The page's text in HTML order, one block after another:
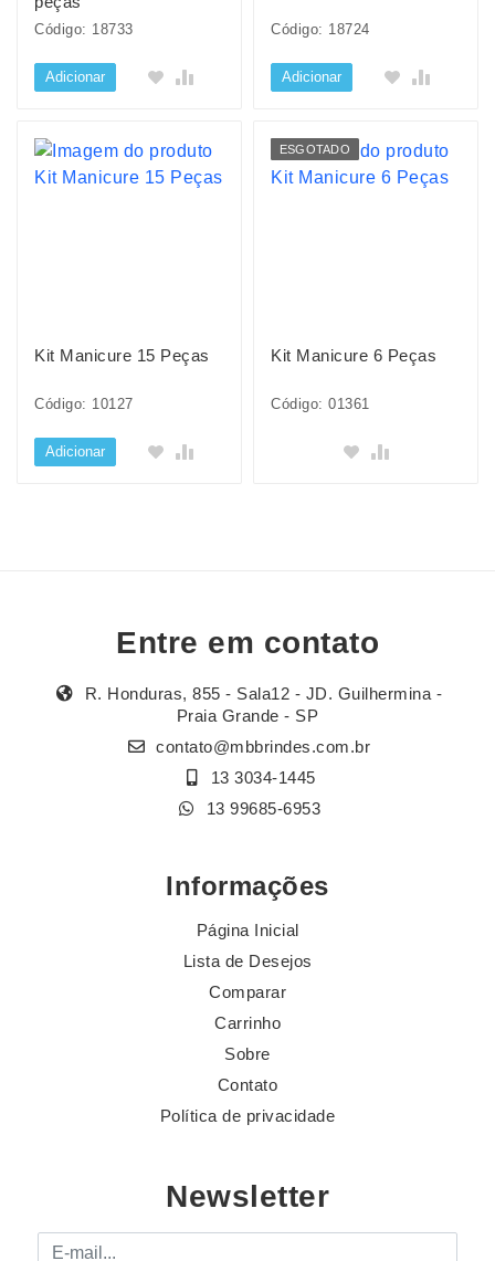
Código: 18733
Adicionar
Código: 18724
Adicionar
Kit Manicure 15 Peças
Código: 10127
Adicionar
ESGOTADO
Kit Manicure 6 Peças
Código: 01361
Entre em contato
R. Honduras, 855 - Sala12 - JD. Guilhermina -
Praia Grande - SP
contato@mbbrindes.com.br
13 3034-1445
13 99685-6953
Informações
Página Inicial
Lista de Desejos
Comparar
Carrinho
Sobre
Contato
Política de privacidade
Newsletter
E-mail